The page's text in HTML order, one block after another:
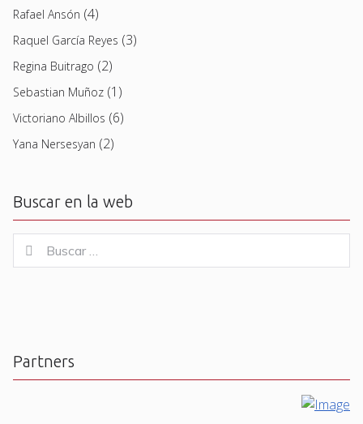
Rafael Ansón (4)
Raquel García Reyes (3)
Regina Buitrago (2)
Sebastian Muñoz (1)
Victoriano Albillos (6)
Yana Nersesyan (2)
Buscar en la web
for:
Buscar
Partners